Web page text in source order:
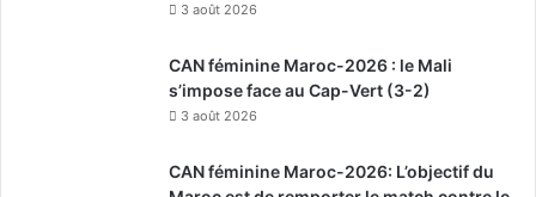
3 août 2026
CAN féminine Maroc-2026 : le Mali
s’impose face au Cap-Vert (3-2)
3 août 2026
CAN féminine Maroc-2026: L’objectif du